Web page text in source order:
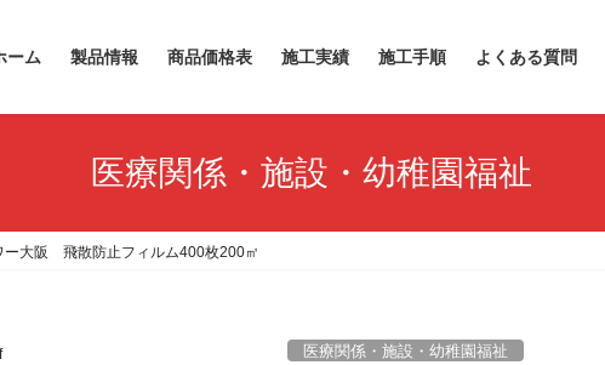
ーム 製品情報 商品価格表 施工実績 施工手順 よくある質問
医療関係・施設・幼稚園福祉
ー大阪 飛散防止フィルム400枚200㎡
医療関係・施設・幼稚園福祉